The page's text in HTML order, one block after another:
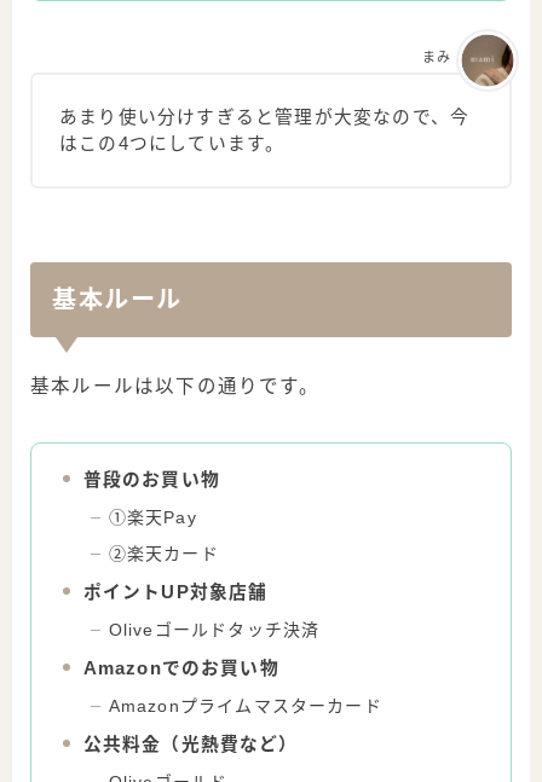
あまり使い分けすぎると管理が大変なので、今
はこの4つにしています。
まみ
基本ルール
基本ルールは以下の通りです。
普段のお買い物
①楽天Pay
②楽天カード
ポイントUP対象店舗
Oliveゴールドタッチ決済
Amazonでのお買い物
Amazonプライムマスターカード
公共料金（光熱費など）